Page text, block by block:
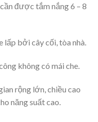
được tắm nắng 6 – 8
lấp bởi cây cối, tòa nhà.
không có mái che.
rộng lớn, chiều cao
năng suất cao.